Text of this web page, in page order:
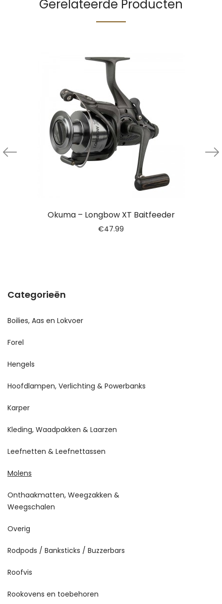
Gerelateerde Producten
Okuma – Longbow XT Baitfeeder
€47.99
Categorieën
Boilies, Aas en Lokvoer
Forel
Hengels
Hoofdlampen, Verlichting & Powerbanks
Karper
Kleding, Waadpakken & Laarzen
Leefnetten & Leefnettassen
Molens
Onthaakmatten, Weegzakken &
Weegschalen
Overig
Rodpods / Banksticks / Buzzerbars
Roofvis
Rookovens en toebehoren